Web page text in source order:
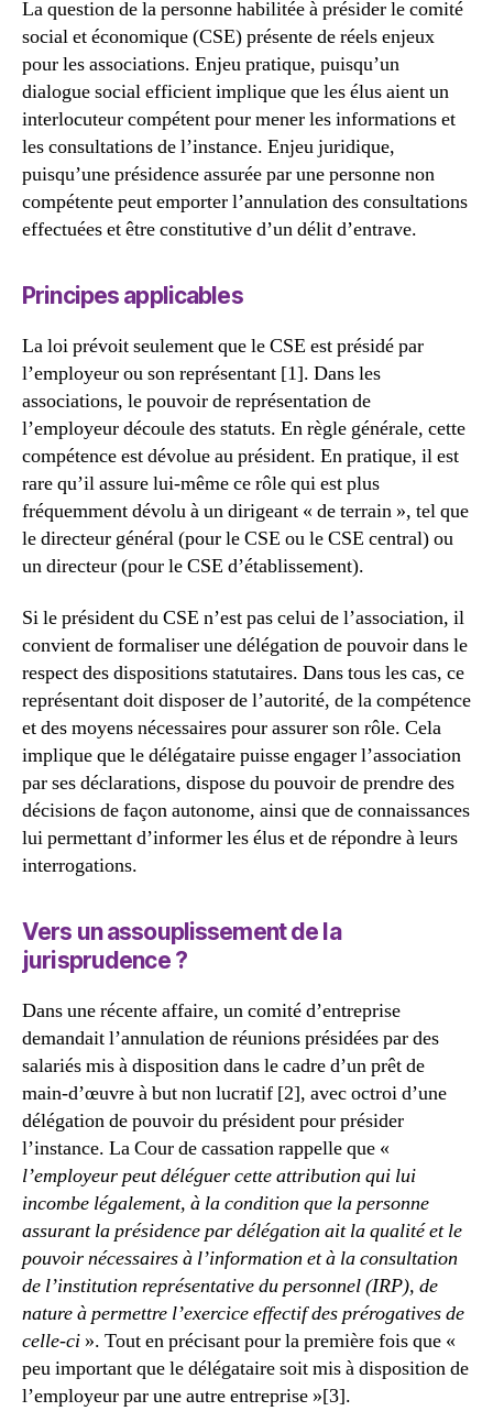
La question de la personne habilitée à présider le comité
social et économique (CSE) présente de réels enjeux
pour les associations. Enjeu pratique, puisqu’un
dialogue social efficient implique que les élus aient un
interlocuteur compétent pour mener les informations et
les consultations de l’instance. Enjeu juridique,
puisqu’une présidence assurée par une personne non
compétente peut emporter l’annulation des consultations
effectuées et être constitutive d’un délit d’entrave.
Principes applicables
La loi prévoit seulement que le CSE est présidé par
l’employeur ou son représentant [1]. Dans les
associations, le pouvoir de représentation de
l’employeur découle des statuts. En règle générale, cette
compétence est dévolue au président. En pratique, il est
rare qu’il assure lui-même ce rôle qui est plus
fréquemment dévolu à un dirigeant « de terrain », tel que
le directeur général (pour le CSE ou le CSE central) ou
un directeur (pour le CSE d’établissement).
Si le président du CSE n’est pas celui de l’association, il
convient de formaliser une délégation de pouvoir dans le
respect des dispositions statutaires. Dans tous les cas, ce
représentant doit disposer de l’autorité, de la compétence
et des moyens nécessaires pour assurer son rôle. Cela
implique que le délégataire puisse engager l’association
par ses déclarations, dispose du pouvoir de prendre des
décisions de façon autonome, ainsi que de connaissances
lui permettant d’informer les élus et de répondre à leurs
interrogations.
Vers un assouplissement de la
jurisprudence ?
Dans une récente affaire, un comité d’entreprise
demandait l’annulation de réunions présidées par des
salariés mis à disposition dans le cadre d’un prêt de
main-d’œuvre à but non lucratif [2], avec octroi d’une
délégation de pouvoir du président pour présider
l’instance. La Cour de cassation rappelle que «
l’employeur peut déléguer cette attribution qui lui
incombe légalement, à la condition que la personne
assurant la présidence par délégation ait la qualité et le
pouvoir nécessaires à l’information et à la consultation
de l’institution représentative du personnel (IRP), de
nature à permettre l’exercice effectif des prérogatives de
celle-ci ». Tout en précisant pour la première fois que «
peu important que le délégataire soit mis à disposition de
l’employeur par une autre entreprise »[3].